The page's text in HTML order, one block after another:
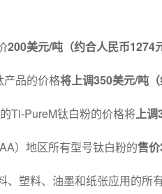
200美元/吨（约合人民币1274
产品的价格将上调350美元/吨（
Ti-PureM钛白粉的价格将上调
）地区所有型号钛白粉的售
塑料、油墨和纸张应用的所